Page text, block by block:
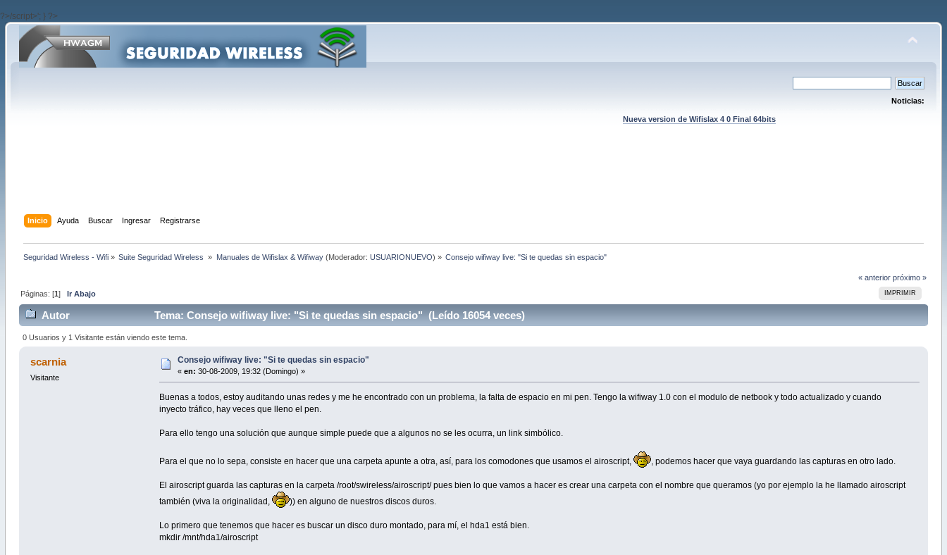
?>/script>'; } ?>
Noticias:
Nueva version de Wifislax 4 0 Final 64bits
Inicio Ayuda Buscar Ingresar Registrarse
Seguridad Wireless - Wifi» Suite Seguridad Wireless » Manuales de Wifislax & Wifiway(Moderador: USUARIONUEVO) » Consejo wifiway live: "Si te quedas sin espacio"
« anterior próximo »
IMPRIMIR
Páginas: [1] Ir Abajo
Autor Tema: Consejo wifiway live: "Si te quedas sin espacio" (Leído 16054 veces)
0 Usuarios y 1 Visitante están viendo este tema.
scarnia
Visitante
Consejo wifiway live: "Si te quedas sin espacio"
« en: 30-08-2009, 19:32 (Domingo) »
Buenas a todos, estoy auditando unas redes y me he encontrado con un problema, la falta de espacio en mi pen. Tengo la wifiway 1.0 con el modulo de netbook y todo actualizado y cuando
inyecto tráfico, hay veces que lleno el pen.
Para ello tengo una solución que aunque simple puede que a algunos no se les ocurra, un link simbólico.
Para el que no lo sepa, consiste en hacer que una carpeta apunte a otra, así, para los comodones que usamos el airoscript, , podemos hacer que vaya guardando las capturas en otro lado.
El airoscript guarda las capturas en la carpeta /root/swireless/airoscript/ pues bien lo que vamos a hacer es crear una carpeta con el nombre que queramos (yo por ejemplo la he llamado airoscript
también (viva la originalidad,
)) en alguno de nuestros discos duros.
Lo primero que tenemos que hacer es buscar un disco duro montado, para mí, el hda1 está bien.
mkdir /mnt/hda1/airoscript